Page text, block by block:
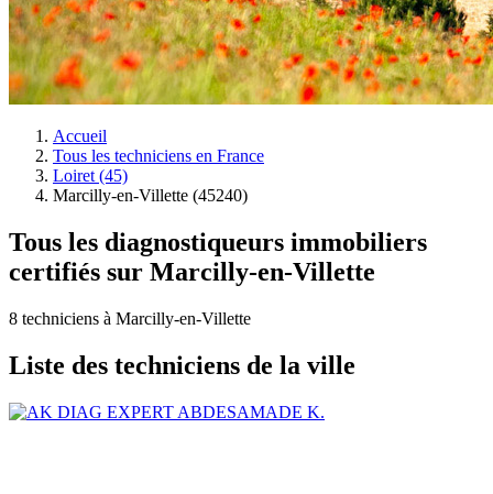
Accueil
Tous les techniciens en France
Loiret (45)
Marcilly-en-Villette (45240)
Tous les diagnostiqueurs immobiliers
certifiés sur Marcilly-en-Villette
8 techniciens à Marcilly-en-Villette
Liste des techniciens de la ville
ABDESAMADE K.